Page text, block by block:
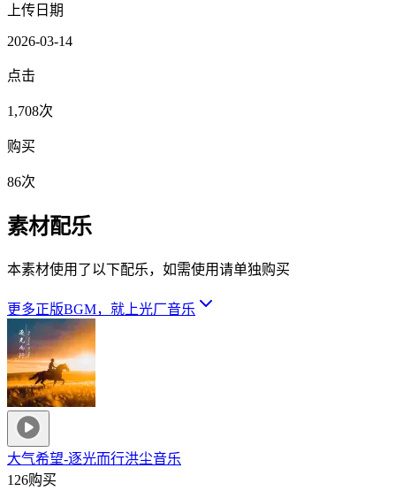
上传日期
2026-03-14
点击
1,708次
购买
86次
素材配乐
本素材使用了以下配乐，如需使用请单独购买
更多正版BGM，就上光厂音乐
大气希望-逐光而行洪尘音乐
126购买